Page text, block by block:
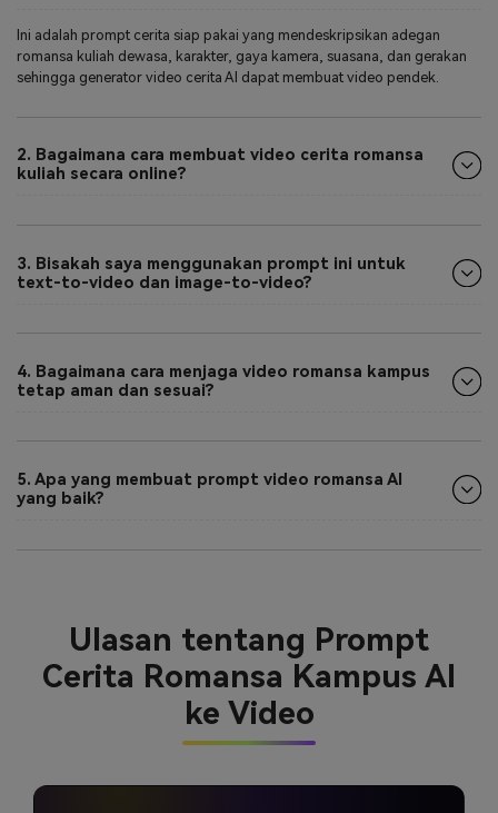
Ini adalah prompt cerita siap pakai yang mendeskripsikan adegan
romansa kuliah dewasa, karakter, gaya kamera, suasana, dan gerakan
sehingga generator video cerita AI dapat membuat video pendek.
2. Bagaimana cara membuat video cerita romansa
kuliah secara online?
3. Bisakah saya menggunakan prompt ini untuk
text-to-video dan image-to-video?
4. Bagaimana cara menjaga video romansa kampus
tetap aman dan sesuai?
5. Apa yang membuat prompt video romansa AI
yang baik?
Ulasan tentang Prompt
Cerita Romansa Kampus AI
ke Video